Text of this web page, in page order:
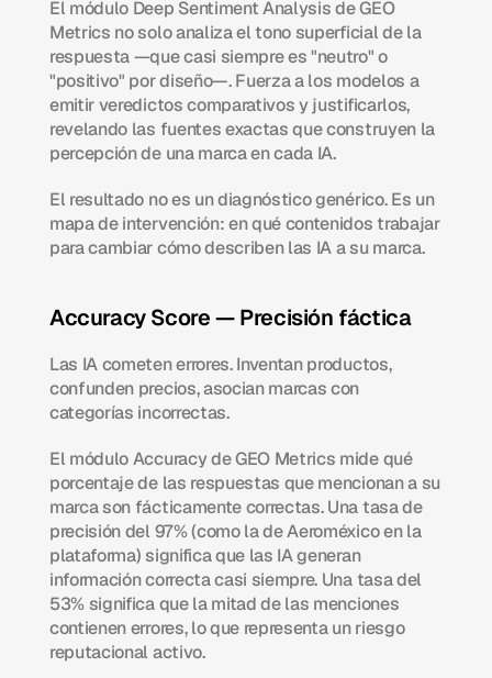
El módulo Deep Sentiment Analysis de GEO
Metrics no solo analiza el tono superficial de la
respuesta —que casi siempre es "neutro" o
"positivo" por diseño—. Fuerza a los modelos a
emitir veredictos comparativos y justificarlos,
revelando las fuentes exactas que construyen la
percepción de una marca en cada IA.
El resultado no es un diagnóstico genérico. Es un
mapa de intervención: en qué contenidos trabajar
para cambiar cómo describen las IA a su marca.
Accuracy Score — Precisión fáctica
Las IA cometen errores. Inventan productos,
confunden precios, asocian marcas con
categorías incorrectas.
El módulo Accuracy de GEO Metrics mide qué
porcentaje de las respuestas que mencionan a su
marca son fácticamente correctas. Una tasa de
precisión del 97% (como la de Aeroméxico en la
plataforma) significa que las IA generan
información correcta casi siempre. Una tasa del
53% significa que la mitad de las menciones
contienen errores, lo que representa un riesgo
reputacional activo.